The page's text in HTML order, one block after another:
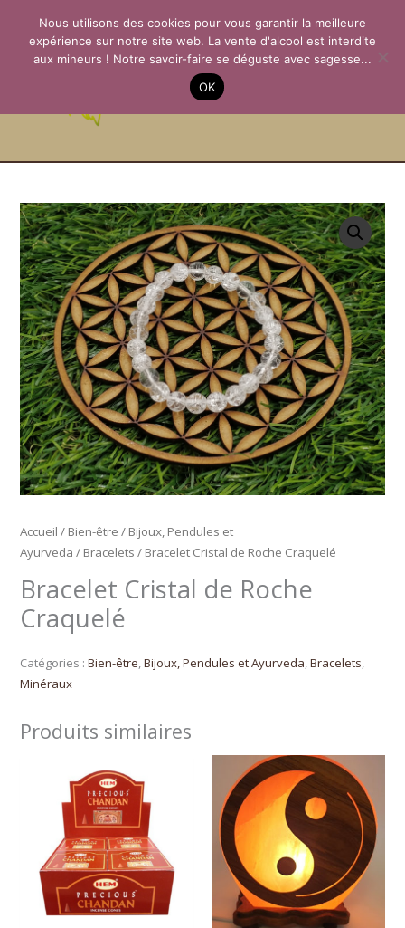
contenu
La Passion des
Terroirs
Accueil / Bien-être / Bijoux, Pendules et
Ayurveda / Bracelets / Bracelet Cristal de Roche Craquelé
Bracelet Cristal de Roche
Craquelé
Catégories :Bien-être,Bijoux, Pendules et Ayurveda,Bracelets,
Minéraux
Produits similaires
Nous utilisons des cookies pour vous garantir la meilleure
expérience sur notre site web. La vente d'alcool est interdite
aux mineurs ! Notre savoir-faire se déguste avec sagesse...
OK